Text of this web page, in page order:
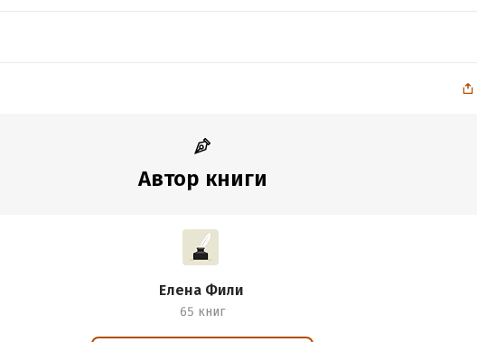
Автор книги
Елена Фили
65 книг